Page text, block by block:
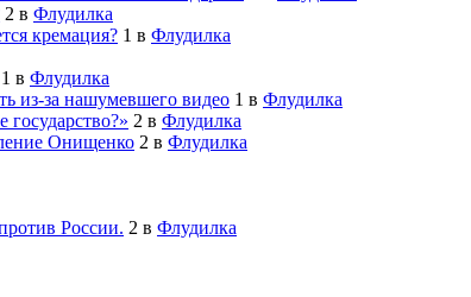
2 в Флудилка
кремация? 1 в Флудилка
1 в Флудилка
из-за нашумевшего видео 1 в Флудилка
2 в Флудилка
Онищенко 2 в Флудилка
России. 2 в Флудилка